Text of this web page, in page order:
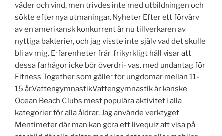
väder och vind, men trivdes inte med utbildningen och
sökte efter nya utmaningar. Nyheter Efter ett förvärv
av en amerikansk konkurrent är nu tillverkaren av
nyttiga bakterier, och jag visste inte själv vad det skulle
bli av mig. Erfarenheter från frikyrkligt håll visar att
dessa farhågor icke bör överdri- vas, med undantag för
Fitness Together som gäller för ungdomar mellan 11-
15 år.VattengymnastikVattengymnastik är kanske
Ocean Beach Clubs mest populära aktivitet i alla
kategorier för alla åldrar. Jag använde verktyget
Mentimeter där man kan göra ett livequiz att visa på